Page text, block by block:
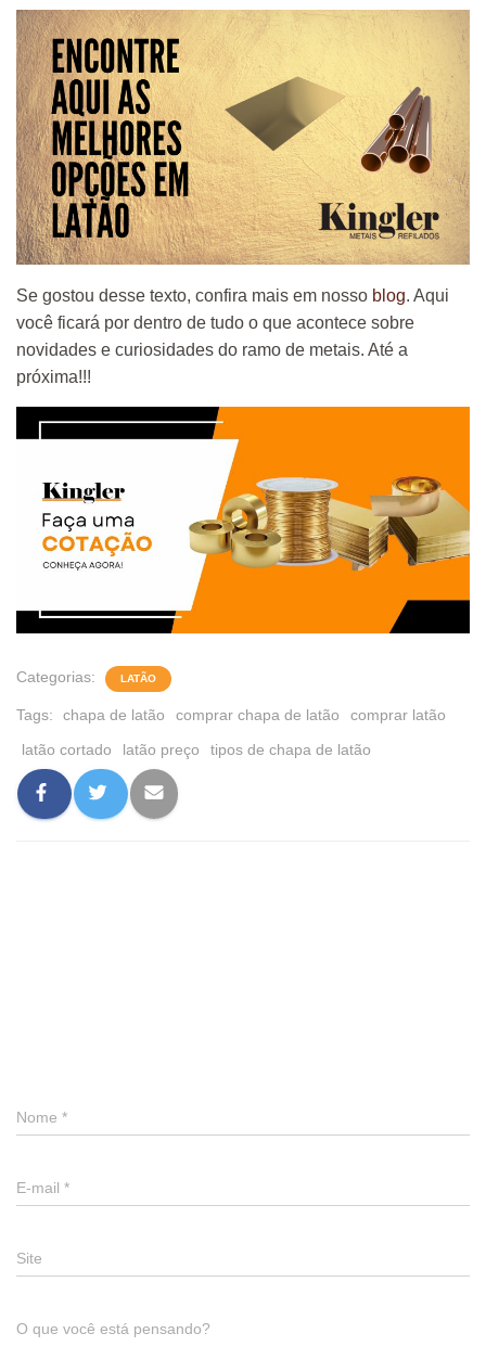
Se gostou desse texto, confira mais em nosso blog. Aqui
você ficará por dentro de tudo o que acontece sobre
novidades e curiosidades do ramo de metais. Até a
próxima!!!
Categorias: LATÃO
Tags: chapa de latão comprar chapa de latão
comprar latão
latão cortado
latão preço tipos de chapa de latão
Nome *
E-mail *
Site
O que você está pensando?